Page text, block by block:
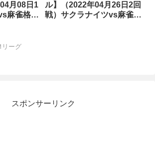
月08日1
麻雀格闘
ル】（2022年04月26日2回
戦）サクラナイツvs麻雀格
リーグ
スポンサーリンク